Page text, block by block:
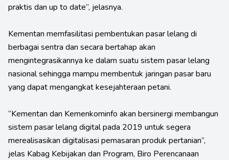
praktis dan up to date”, jelasnya.
Kementan memfasilitasi pembentukan pasar lelang di
berbagai sentra dan secara bertahap akan
mengintegrasikannya ke dalam suatu sistem pasar lelang
nasional sehingga mampu membentuk jaringan pasar baru
yang dapat mengangkat kesejahteraan petani.
“Kementan dan Kemenkominfo akan bersinergi membangun
sistem pasar lelang digital pada 2019 untuk segera
merealisasikan digitalisasi pemasaran produk pertanian”,
jelas Kabag Kebijakan dan Program, Biro Perencanaan